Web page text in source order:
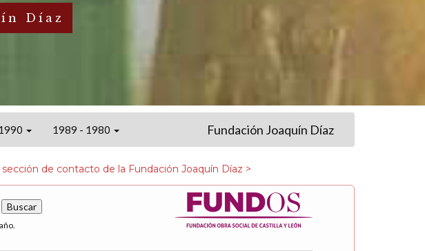
Díaz
1989 - 1980 Fundación Joaquín Díaz
sección de contacto de la Fundación Joaquín Díaz >